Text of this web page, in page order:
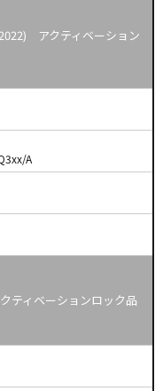
アクティベーション
A
ティベーションロック品